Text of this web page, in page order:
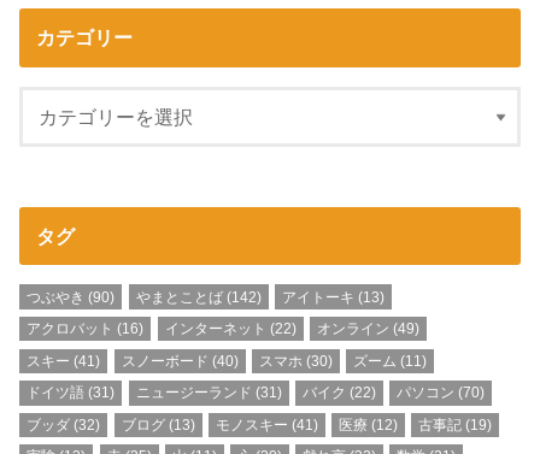
カテゴリー
タグ
つぶやき (90) やまとことば(142) アイトーキ (13)
アクロバット (16) インターネット (22) オンライン (49)
スキー (41) スノーボード (40) スマホ (30) ズーム (11)
ドイツ語 (31) ニュージーランド (31) バイク (22) パソコン (70)
ブッダ (32) ブログ(13) モノスキー (41) 医療 (12) 古事記 (19)